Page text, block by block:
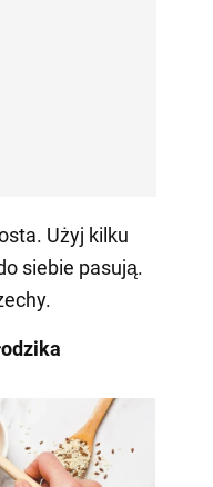
Użyj kilku
siebie pasują.